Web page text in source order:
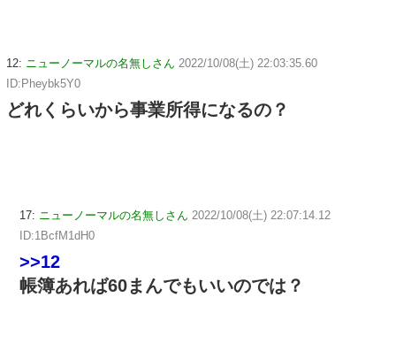
12: ニューノーマルの名無しさん 2022/10/08(土) 22:03:35.60
ID:Pheybk5Y0
どれくらいから事業所得になるの？
17: ニューノーマルの名無しさん 2022/10/08(土) 22:07:14.12
ID:1BcfM1dH0
>>12
帳簿あれば60まんでもいいのでは？